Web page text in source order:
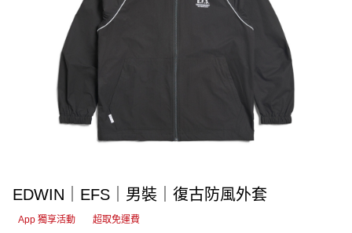
EDWIN｜EFS｜男裝｜復古防風外套
App 獨享活動 超取免運費